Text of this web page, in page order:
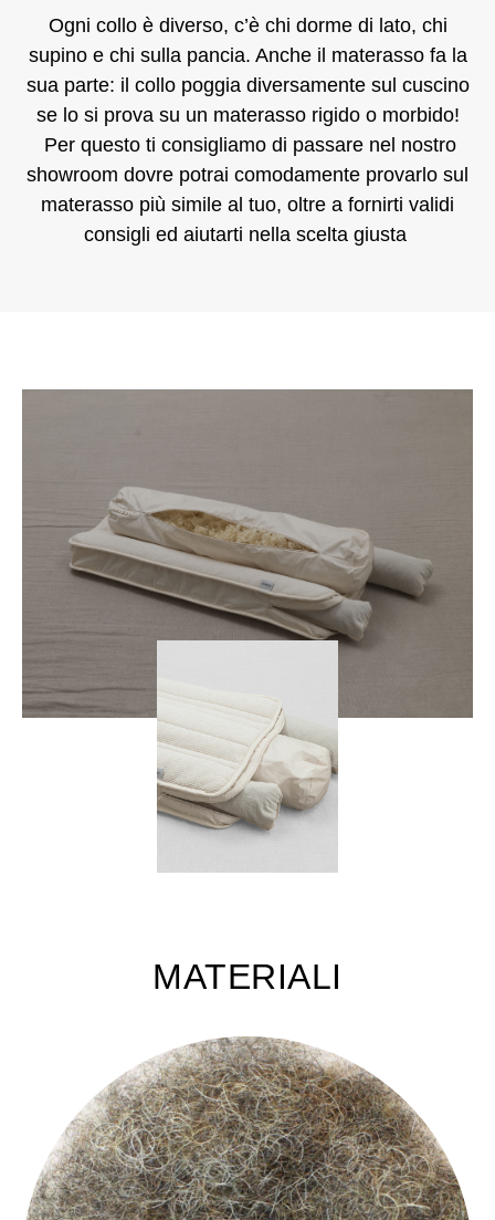
Ogni collo è diverso, c’è chi dorme di lato, chi
supino e chi sulla pancia. Anche il materasso fa la
sua parte: il collo poggia diversamente sul cuscino
se lo si prova su un materasso rigido o morbido!
Per questo ti consigliamo di passare nel nostro
showroom dovre potrai comodamente provarlo sul
materasso più simile al tuo, oltre a fornirti validi
consigli ed aiutarti nella scelta giusta
MATERIALI